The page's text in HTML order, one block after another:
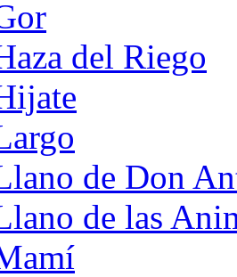
del Riego
de Don
de las